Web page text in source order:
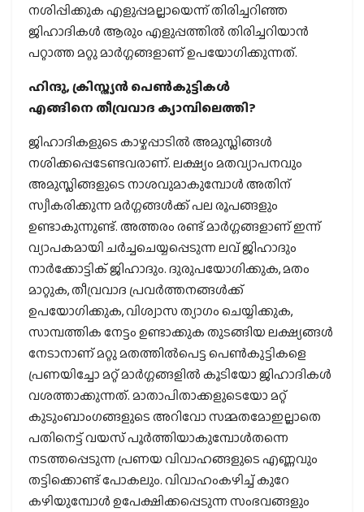
നശിപ്പിക്കുക എളുപ്പമല്ലായെന്ന് തിരിച്ചറിഞ്ഞ
ജിഹാദികള്‍ ആരും എളുപ്പത്തില്‍ തിരിച്ചറിയാന്‍
പറ്റാത്ത മറ്റു മാര്‍ഗ്ഗങ്ങളാണ് ഉപയോഗിക്കുന്നത്.
ഹിന്ദു, ക്രിസ്ത്യന്‍ പെണ്‍കുട്ടികള്‍
എങ്ങിനെ തീവ്രവാദ ക്യാമ്പിലെത്തി?
ജിഹാദികളുടെ കാഴ്ചപ്പാടില്‍ അമുസ്ലിങ്ങള്‍
നശിക്കപ്പെടേണ്ടവരാണ്. ലക്ഷ്യം മതവ്യാപനവും
അമുസ്ലിങ്ങളുടെ നാശവുമാകുമ്പോള്‍ അതിന്
സ്വീകരിക്കുന്ന മര്‍ഗ്ഗങ്ങള്‍ക്ക് പല രൂപങ്ങളും
ഉണ്ടാകുന്നുണ്ട്. അത്തരം രണ്ട് മാര്‍ഗ്ഗങ്ങളാണ് ഇന്ന്
വ്യാപകമായി ചര്‍ച്ചചെയ്യപ്പെടുന്ന ലവ് ജിഹാദും
നാര്‍ക്കോട്ടിക് ജിഹാദും. ദുരുപയോഗിക്കുക, മതം
മാറ്റുക, തീവ്രവാദ പ്രവര്‍ത്തനങ്ങള്‍ക്ക്
ഉപയോഗിക്കുക, വിശ്വാസ ത്യാഗം ചെയ്യിക്കുക,
സാമ്പത്തിക നേട്ടം ഉണ്ടാക്കുക തുടങ്ങിയ ലക്ഷ്യങ്ങള്‍
നേടാനാണ് മറ്റു മതത്തില്‍പെട്ട പെണ്‍കുട്ടികളെ
പ്രണയിച്ചോ മറ്റ് മാര്‍ഗ്ഗങ്ങളില്‍ കൂടിയോ ജിഹാദികള്‍
വശത്താക്കുന്നത്. മാതാപിതാക്കളുടെയോ മറ്റ്
കുടുംബാംഗങ്ങളുടെ അറിവോ സമ്മതമോഇല്ലാതെ
പതിനെട്ട് വയസ് പൂര്‍ത്തിയാകുമ്പോള്‍തന്നെ
നടത്തപ്പെടുന്ന പ്രണയ വിവാഹങ്ങളുടെ എണ്ണവും
തട്ടിക്കൊണ്ട് പോകലും. വിവാഹംകഴിച്ച് കുറേ
കഴിയുമ്പോള്‍ ഉപേക്ഷിക്കപ്പെടുന്ന സംഭവങ്ങളും